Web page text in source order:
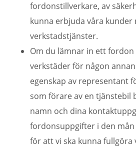
fordonstillverkare, av
kunna erbjuda våra kunder
verkstadstjänster.
Om du lämnar in ett fordon
verkstäder för någon
egenskap av representant
som förare av en tjänstebil
namn och dina
fordonsuppgifter i den
för att vi ska kunna